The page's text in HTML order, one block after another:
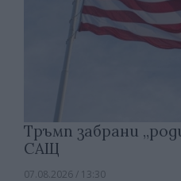
Тръмп забрани
САЩ
07.08.2026 / 13:30